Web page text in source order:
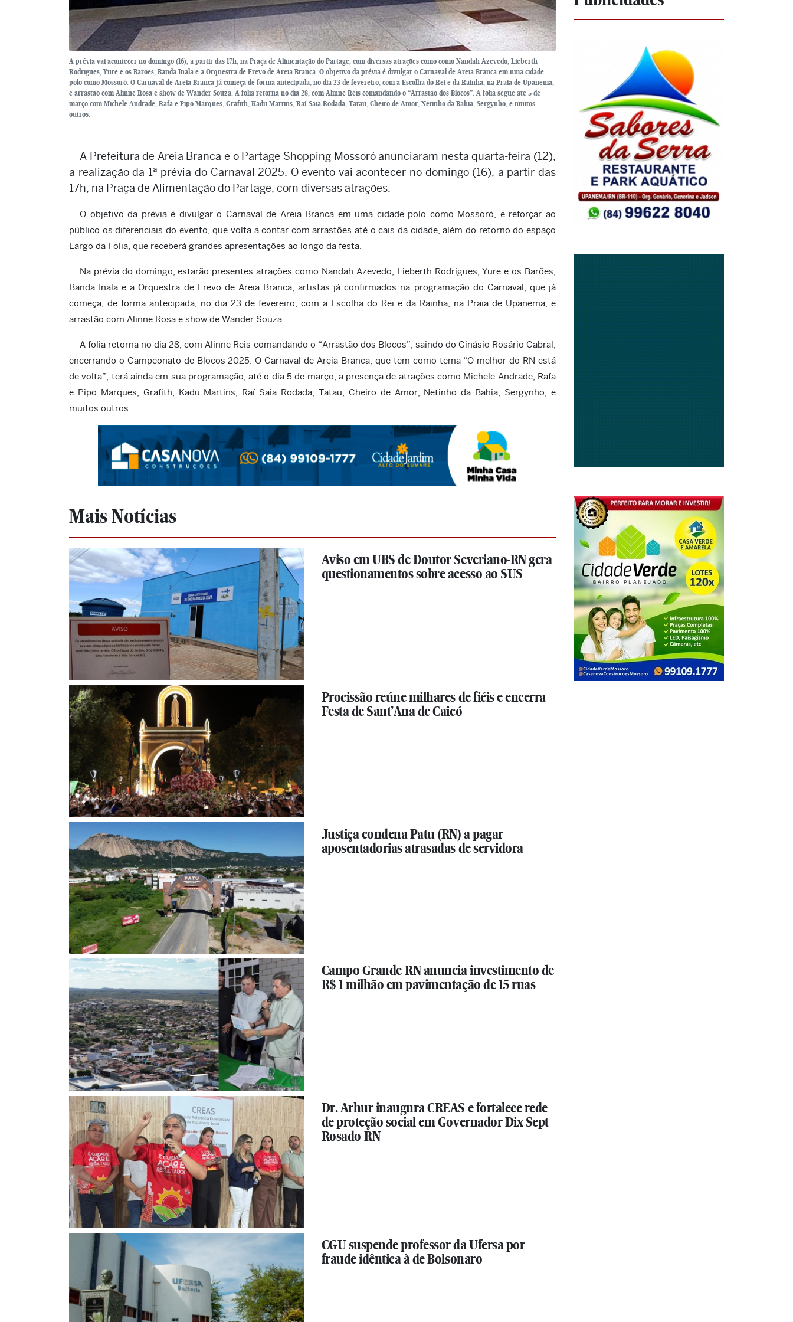
A prévia vai acontecer no domingo (16), a partir das 17h, na Praça de Alimentação do Partage, com diversas atrações como como Nandah Azevedo, Lieberth
Rodrigues, Yure e os Barões, Banda Inala e a Orquestra de Frevo de Areia Branca. O objetivo da prévia é divulgar o Carnaval de Areia Branca em uma cidade
polo como Mossoró. O Carnaval de Areia Branca já começa de forma antecipada, no dia 23 de fevereiro, com a Escolha do Rei e da Rainha, na Praia de Upanema,
e arrastão com Alinne Rosa e show de Wander Souza. A folia retorna no dia 28, com Alinne Reis comandando o “Arrastão dos Blocos”. A folia segue ate 5 de
março com Michele Andrade, Rafa e Pipo Marques, Grafith, Kadu Martins, Raí Saia Rodada, Tatau, Cheiro de Amor, Netinho da Bahia, Sergynho, e muitos
outros.
A Prefeitura de Areia Branca e o Partage Shopping Mossoró anunciaram nesta quarta-feira (12),
a realização da 1ª prévia do Carnaval 2025. O evento vai acontecer no domingo (16), a partir das
17h, na Praça de Alimentação do Partage, com diversas atrações.
O objetivo da prévia é divulgar o Carnaval de Areia Branca em uma cidade polo como Mossoró, e reforçar ao
público os diferenciais do evento, que volta a contar com arrastões até o cais da cidade, além do retorno do espaço
Largo da Folia, que receberá grandes apresentações ao longo da festa.
Na prévia do domingo, estarão presentes atrações como Nandah Azevedo, Lieberth Rodrigues, Yure e os Barões,
Banda Inala e a Orquestra de Frevo de Areia Branca, artistas já confirmados na programação do Carnaval, que já
começa, de forma antecipada, no dia 23 de fevereiro, com a Escolha do Rei e da Rainha, na Praia de Upanema, e
arrastão com Alinne Rosa e show de Wander Souza.
A folia retorna no dia 28, com Alinne Reis comandando o “Arrastão dos Blocos”, saindo do Ginásio Rosário Cabral,
encerrando o Campeonato de Blocos 2025. O Carnaval de Areia Branca, que tem como tema “O melhor do RN está
de volta”, terá ainda em sua programação, até o dia 5 de março, a presença de atrações como Michele Andrade, Rafa
e Pipo Marques, Grafith, Kadu Martins, Raí Saia Rodada, Tatau, Cheiro de Amor, Netinho da Bahia, Sergynho, e
muitos outros.
Mais Notícias
Aviso em UBS de Doutor Severiano-RN gera
questionamentos sobre acesso ao SUS
Procissão reúne milhares de fiéis e encerra
Festa de Sant’Ana de Caicó
Justiça condena Patu (RN) a pagar
aposentadorias atrasadas de servidora
Campo Grande-RN anuncia investimento de
R$ 1 milhão em pavimentação de 15 ruas
Dr. Arhur inaugura CREAS e fortalece rede
de proteção social em Governador Dix Sept
Rosado-RN
CGU suspende professor da Ufersa por
fraude idêntica à de Bolsonaro